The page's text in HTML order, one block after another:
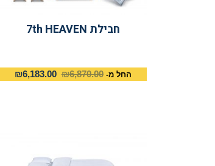
חבילת 7th HEAVEN
החל מ- ₪6,870.00
₪6,183.00